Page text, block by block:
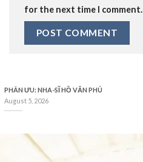
for the next time I comment.
PHÂN ƯU: NHA-SĨ HỒ VĂN PHÚ
August 5, 2026